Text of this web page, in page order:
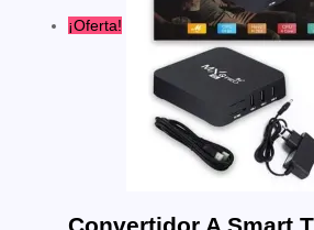
¡Oferta!
Convertidor A Smart